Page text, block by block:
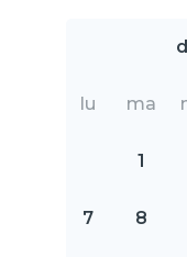
lu ma
1
7 8